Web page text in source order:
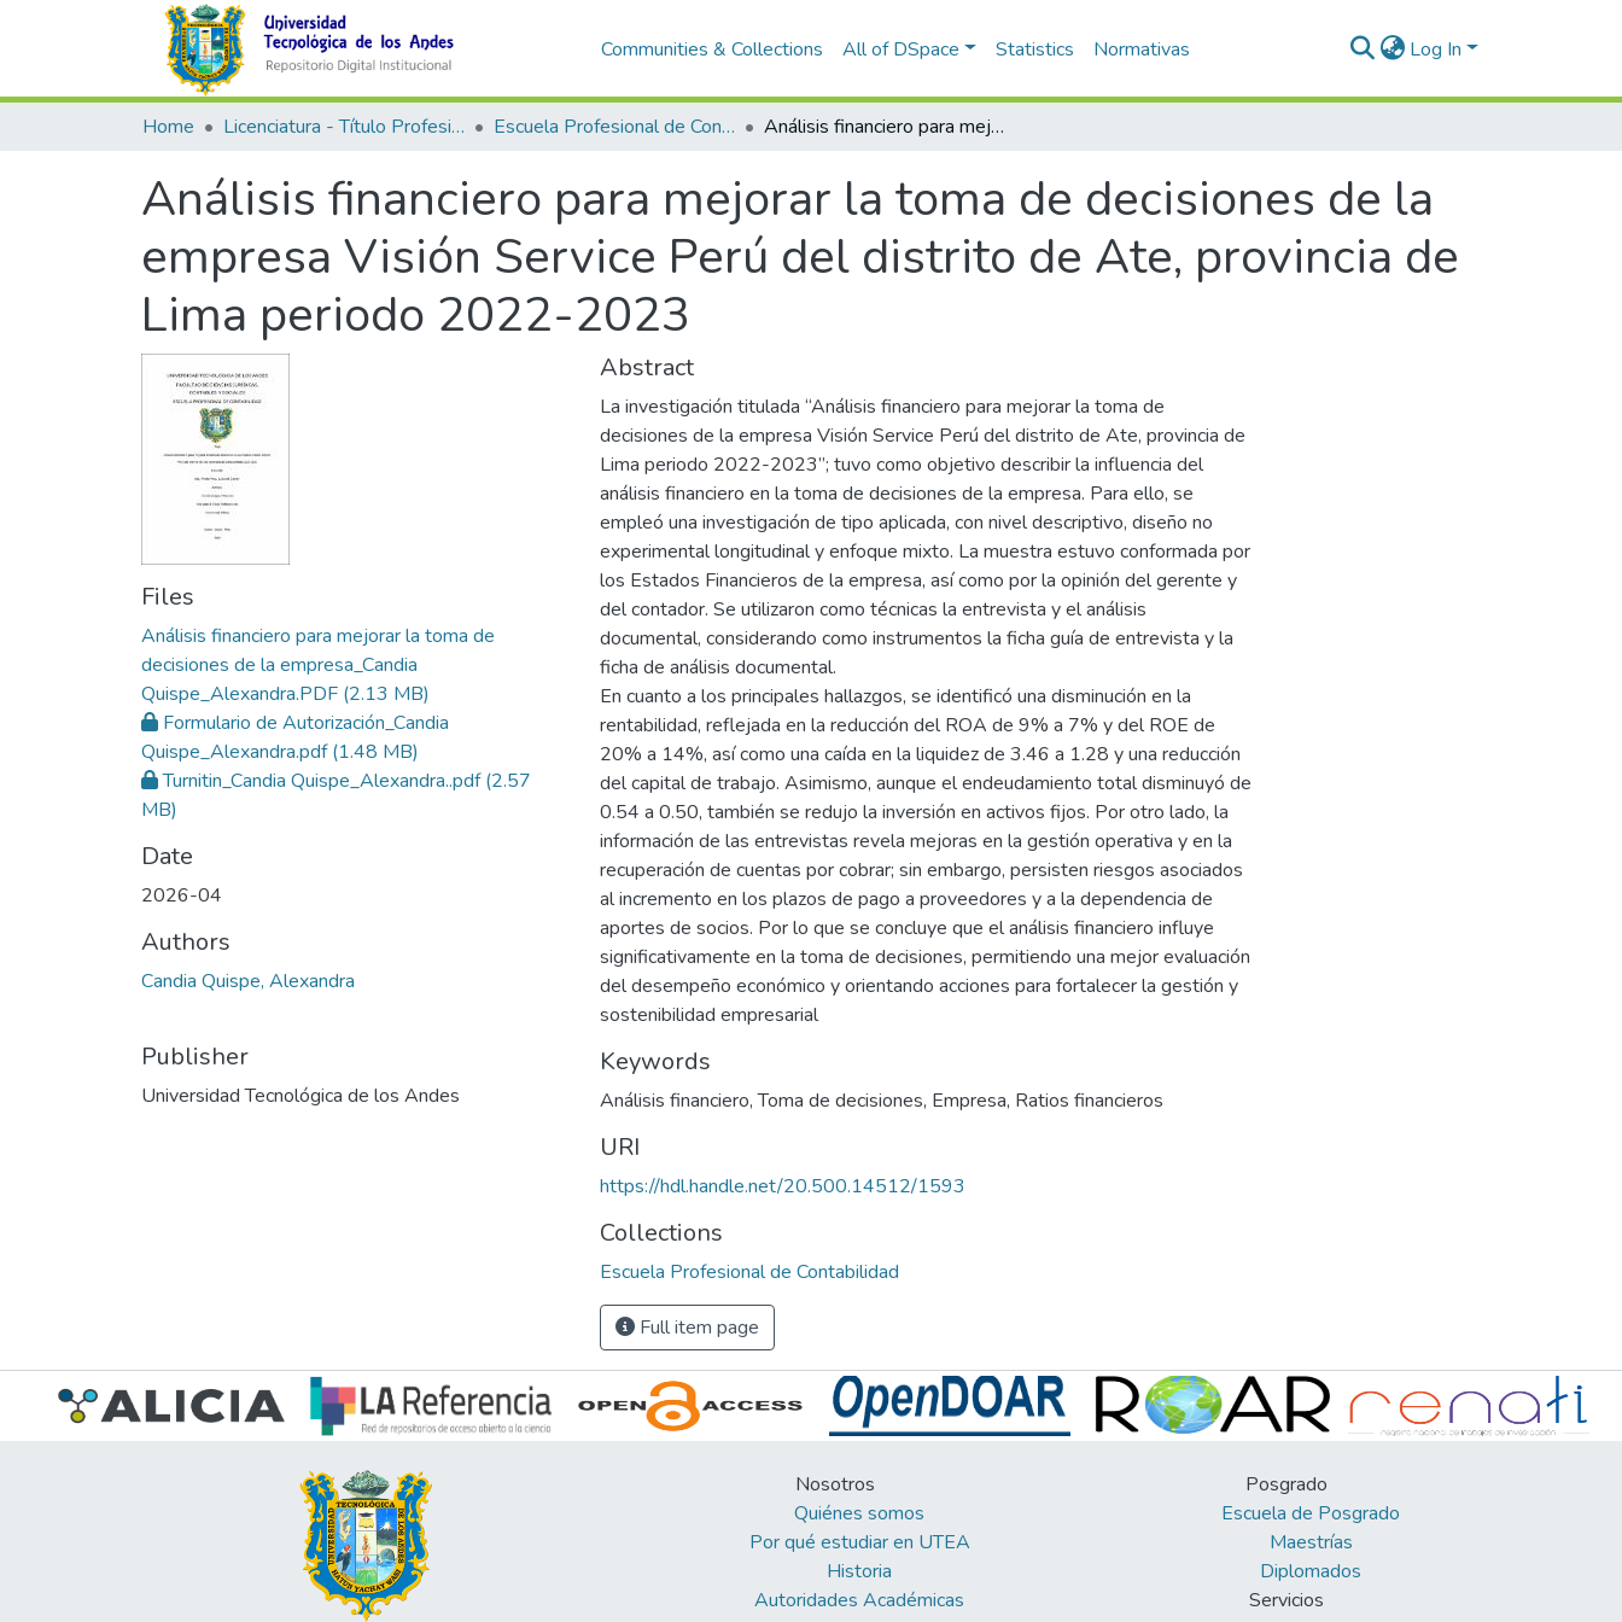
Communities & Collections All of DSpace Statistics Normativas Log In
Home Licenciatura - Título Profesional Escuela Profesional de Contabilidad Análisis financiero para mejorar la toma de decisiones de la empresa Visión Service Perú del distrito de Ate, provincia de Lima periodo 2022-2023
Análisis financiero para mejorar la toma de decisiones de la
empresa Visión Service Perú del distrito de Ate, provincia de
Lima periodo 2022-2023
Files
Análisis financiero para mejorar la toma de
decisiones de la empresa_Candia
Quispe_Alexandra.PDF (2.13 MB)
Formulario de Autorización_Candia
Quispe_Alexandra.pdf(1.48 MB)
Turnitin_Candia Quispe_Alexandra..pdf(2.57
MB)
Date
2026-04
Authors
Candia Quispe, Alexandra
Publisher
Universidad Tecnológica de los Andes
Abstract
La investigación titulada “Análisis financiero para mejorar la toma de
decisiones de la empresa Visión Service Perú del distrito de Ate, provincia de
Lima periodo 2022-2023”; tuvo como objetivo describir la influencia del
análisis financiero en la toma de decisiones de la empresa. Para ello, se
empleó una investigación de tipo aplicada, con nivel descriptivo, diseño no
experimental longitudinal y enfoque mixto. La muestra estuvo conformada por
los Estados Financieros de la empresa, así como por la opinión del gerente y
del contador. Se utilizaron como técnicas la entrevista y el análisis
documental, considerando como instrumentos la ficha guía de entrevista y la
ficha de análisis documental.
En cuanto a los principales hallazgos, se identificó una disminución en la
rentabilidad, reflejada en la reducción del ROA de 9% a 7% y del ROE de
20% a 14%, así como una caída en la liquidez de 3.46 a 1.28 y una reducción
del capital de trabajo. Asimismo, aunque el endeudamiento total disminuyó de
0.54 a 0.50, también se redujo la inversión en activos fijos. Por otro lado, la
información de las entrevistas revela mejoras en la gestión operativa y en la
recuperación de cuentas por cobrar; sin embargo, persisten riesgos asociados
al incremento en los plazos de pago a proveedores y a la dependencia de
aportes de socios. Por lo que se concluye que el análisis financiero influye
significativamente en la toma de decisiones, permitiendo una mejor evaluación
del desempeño económico y orientando acciones para fortalecer la gestión y
sostenibilidad empresarial
Keywords
Análisis financiero,Toma de decisiones, Empresa, Ratios financieros
URI
https://hdl.handle.net/20.500.14512/1593
Collections
Escuela Profesional de Contabilidad
Full item page
Nosotros
Quiénes somos
Por qué estudiar en UTEA
Historia
Autoridades Académicas
Posgrado
Escuela de Posgrado
Maestrías
Diplomados
Servicios